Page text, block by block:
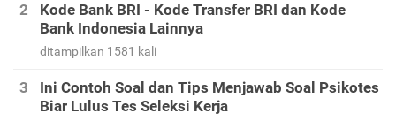
Kode Bank BRI - Kode Transfer BRI dan Kode
Bank Indonesia Lainnya
ditampilkan 1581 kali
Ini Contoh Soal dan Tips Menjawab Soal Psikotes
Biar Lulus Tes Seleksi Kerja